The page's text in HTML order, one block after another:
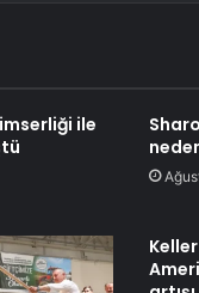
ile